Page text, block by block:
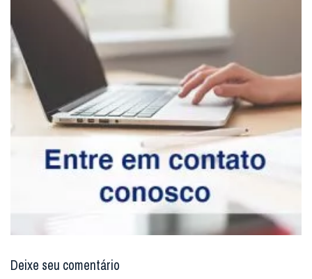
Deixe seu comentário